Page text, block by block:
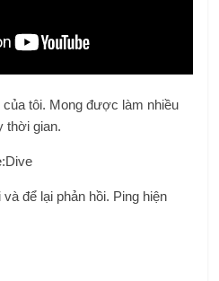
tôi. Mong được làm nhiều
thời gian.
để lại phản hồi. Ping hiện